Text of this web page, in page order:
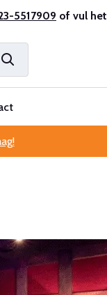
5517909 of vul het